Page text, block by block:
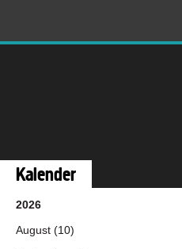
Kalender
2026
August (10)